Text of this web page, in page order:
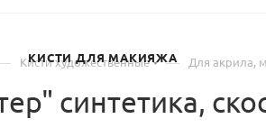
КИСТИ ДЛЯ МАКИЯЖА
Кисти художественные — Для акрила,
синтетика,